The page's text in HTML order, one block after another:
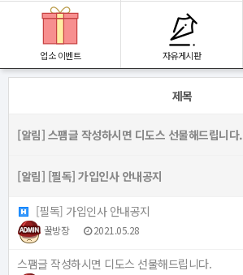
업소 이벤트 자유게시판
제목
[알림] 스팸글 작성하시면 디도스 선물해드립니다.
[알림] [필독] 가입인사 안내공지
[필독] 가입인사 안내공지
꿀방장 2021.05.28
스팸글 작성하시면 디도스 선물해드립니다.